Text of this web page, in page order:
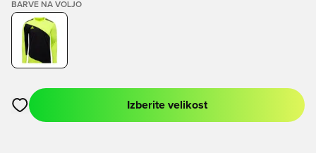
BARVE NA VOLJO
Odpre Modal za prijavo ali vpis kot član
Izberite velikost